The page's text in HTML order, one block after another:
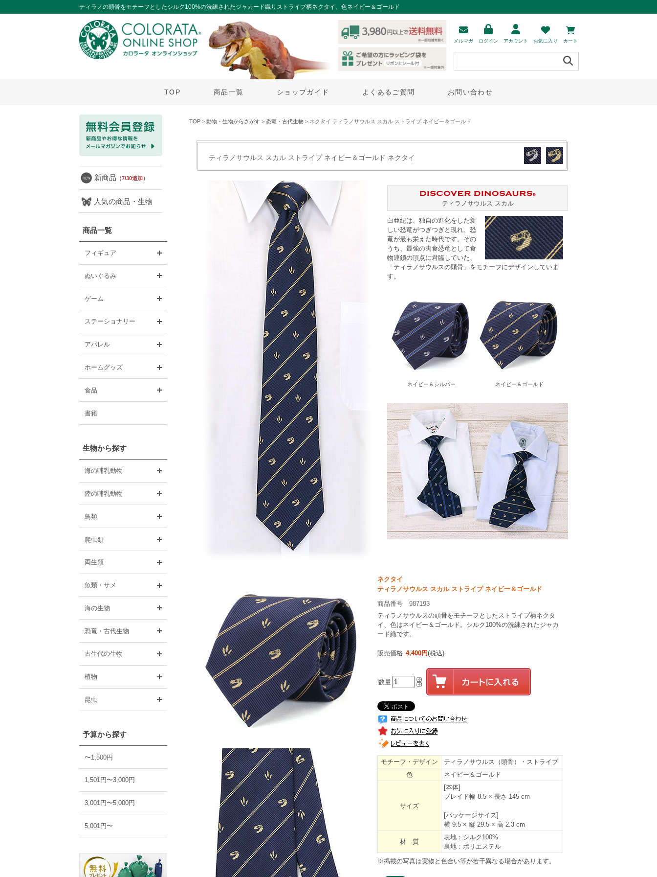
ティラノの頭骨をモチーフとしたシルク100%の洗練されたジャカード織りストライプ柄ネクタイ、色ネイビー＆ゴールド
メルマガ ログイン アカウント お気に入り カート
TOP 商品一覧 ショップガイド よくあるご質問 お問い合わせ
新商品 （7/30追加）
人気の商品・生物
商品一覧
フィギュア
ぬいぐるみ
ゲーム
ステーショナリー
アパレル
ホームグッズ
食品
書籍
生物から探す
海の哺乳動物
陸の哺乳動物
鳥類
爬虫類
両生類
魚類・サメ
海の生物
恐竜・古代生物
古生代の生物
植物
昆虫
予算から探す
〜1,500円
1,501円〜3,000円
3,001円〜5,000円
5,001円〜
TOP > 動物・生物からさがす > 恐竜・古代生物 > ネクタイ ティラノサウルス スカル ストライプ ネイビー＆ゴールド
ティラノサウルス スカル ストライプ ネイビー＆ゴールド ネクタイ
ティラノサウルス スカル
白亜紀は、独自の進化をした新
しい恐竜がつぎつぎと現れ、恐
竜が最も栄えた時代です。その
うち、最強の肉食恐竜として食
物連鎖の頂点に君臨していた、
「ティラノサウルスの頭骨」をモチーフにデザインしていま
す。
ネイビー＆シルバー ネイビー＆ゴールド
ネクタイ
ティラノサウルス スカル ストライプ ネイビー＆ゴールド
商品番号 987193
ティラノサウルスの頭骨をモチーフとしたストライプ柄ネクタ
イ、色はネイビー＆ゴールド。シルク100%の洗練されたジャカ
ード織です。
販売価格 4,400円(税込)
数量
モチーフ・デザイン
ティラノサウルス（頭骨）・ストライプ
色
ネイビー＆ゴールド
サイズ
[本体]
ブレイド幅 8.5 × 長さ 145 cm
[パッケージサイズ]
横 9.5 × 縦 29.5 × 高 2.3 cm
材 質
表地：シルク100%
裏地：ポリエステル
※掲載の写真は実物と色合い等が若干異なる場合があります。